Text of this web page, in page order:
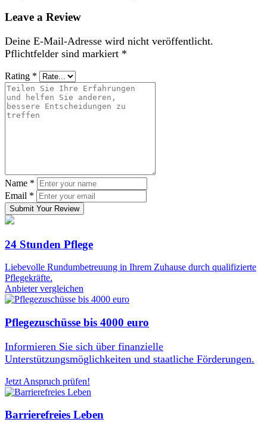
Leave a Review
Deine E-Mail-Adresse wird nicht veröffentlicht.
Pflichtfelder sind markiert *
Rating *
Name *
Email *
Submit Your Review
24 Stunden Pflege
Liebevolle Rundumbetreuung in Ihrem Zuhause durch qualifizierte
Pflegekräfte.
Anbieter vergleichen
Pflegezuschüsse bis 4000 euro
Informieren Sie sich über finanzielle
Unterstützungsmöglichkeiten und staatliche Förderungen.
Jetzt Anspruch prüfen!
Barrierefreies Leben